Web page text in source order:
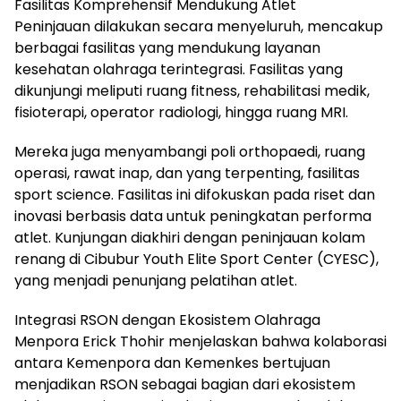
Fasilitas Komprehensif Mendukung Atlet
Peninjauan dilakukan secara menyeluruh, mencakup
berbagai fasilitas yang mendukung layanan
kesehatan olahraga terintegrasi. Fasilitas yang
dikunjungi meliputi ruang fitness, rehabilitasi medik,
fisioterapi, operator radiologi, hingga ruang MRI.
Mereka juga menyambangi poli orthopaedi, ruang
operasi, rawat inap, dan yang terpenting, fasilitas
sport science. Fasilitas ini difokuskan pada riset dan
inovasi berbasis data untuk peningkatan performa
atlet. Kunjungan diakhiri dengan peninjauan kolam
renang di Cibubur Youth Elite Sport Center (CYESC),
yang menjadi penunjang pelatihan atlet.
Integrasi RSON dengan Ekosistem Olahraga
Menpora Erick Thohir menjelaskan bahwa kolaborasi
antara Kemenpora dan Kemenkes bertujuan
menjadikan RSON sebagai bagian dari ekosistem